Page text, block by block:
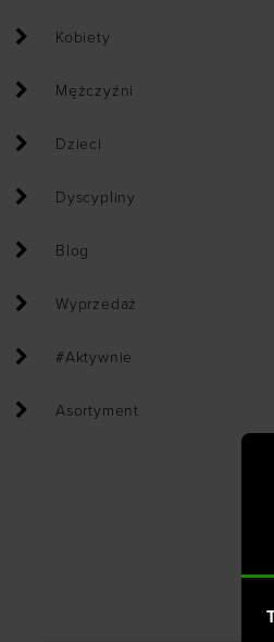
Kobiety
Mężczyźni
Dzieci
Dyscypliny
Blog
Wyprzedaż
#Aktywnie
Asortyment